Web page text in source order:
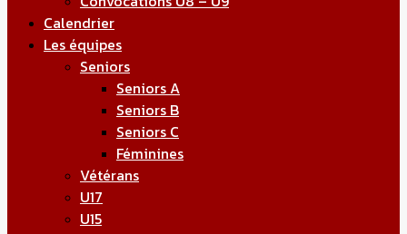
Calendrier
Les équipes
Seniors
Seniors A
Seniors B
Seniors C
Féminines
Vétérans
U17
U15